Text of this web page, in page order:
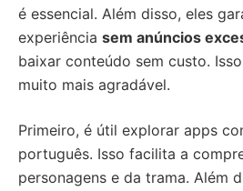
é essencial. Além disso, eles
experiência sem anúncios
baixar conteúdo sem custo.
muito mais agradável.
Primeiro, é útil explorar apps
português. Isso facilita a
personagens e da trama. Além